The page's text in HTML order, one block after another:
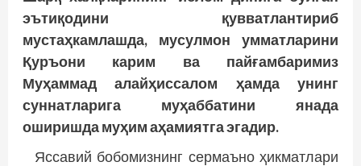
эътиқодини қувватлантириб
мустаҳкамлашда, мусулмон умматларини
Қуръони карим ва пайғамбаримиз
Муҳаммад алайҳиссалом ҳамда унинг
суннатларига муҳаббатини янада
оширишда муҳим аҳамиятга эгадир.
Яссавий бобомизнинг сермаъно ҳикматлари